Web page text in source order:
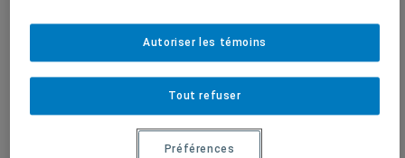
citoyenneté
(CRIEC)
Sur le même sujet
Tout refuser
Autoriser les témoins
Préférences